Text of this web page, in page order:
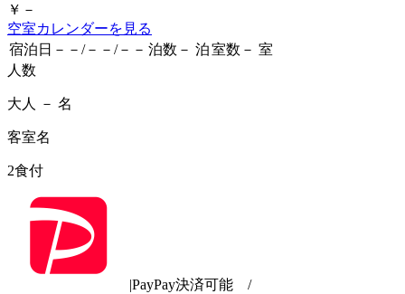
￥－
空室カレンダーを見る
宿泊日 －－/－－/－－ 泊数 － 泊室数 － 室
人数
大人 － 名
客室名
2食付
|PayPay決済可能 /